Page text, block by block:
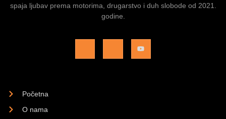
spaja ljubav prema motorima, drugarstvo i duh slobode od 2021.
godine.
Početna
O nama